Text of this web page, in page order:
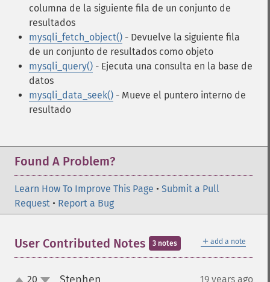
columna de la siguiente fila de un conjunto de
resultados
mysqli_fetch_object() - Devuelve la siguiente fila
de un conjunto de resultados como objeto
mysqli_query() - Ejecuta una consulta en la base de
datos
mysqli_data_seek() - Mueve el puntero interno de
resultado
Found A Problem?
Learn How To Improve This Page • Submit a Pull
Request • Report a Bug
＋ add a note
User Contributed Notes 3 notes
20 19 years ago